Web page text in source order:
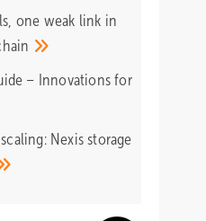
one weak link in
– Innovations for
Nexis storage